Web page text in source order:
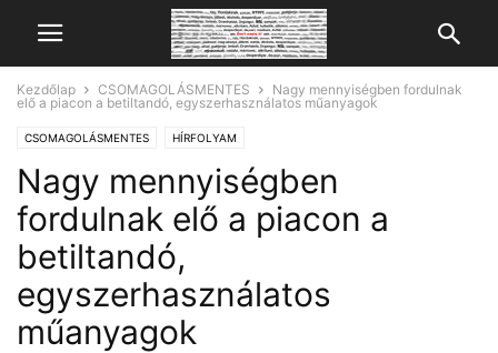
Kezdőlap CSOMAGOLÁSMENTES
Nagy mennyiségben fordulnak
elő a piacon a betiltandó, egyszerhasználatos műanyagok
CSOMAGOLÁSMENTES HÍRFOLYAM
Nagy mennyiségben
fordulnak elő a piacon a
betiltandó,
egyszerhasználatos
műanyagok